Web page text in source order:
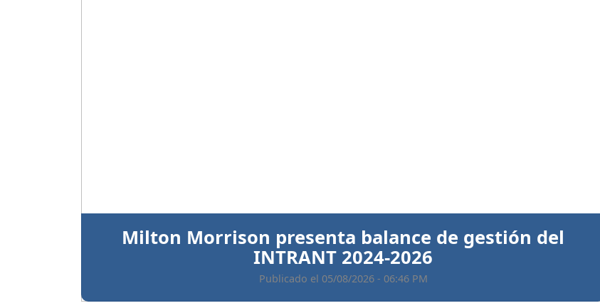
Ratifican prisión preventiva a Santiago Hazim y otros
implicados en el caso Senasa
Publicado el 05/08/2026 - 06:35 PM